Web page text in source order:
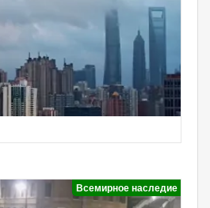
Всемирное наследие